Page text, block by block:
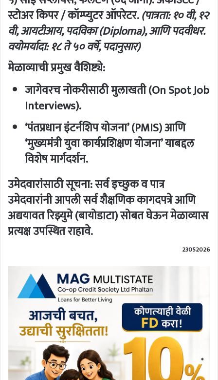
स्टोअर किपर / कॉम्प्युटर ऑपरेटर.(पात्रता: १० वी, १२
वी, आयटीआय, पदविका (Diploma), आणि पदवीधर.
वयोमर्यादा: १८ ते ५० वर्षे, पदानुसार)
मेळाव्याची प्रमुख वैशिष्ट्ये:
जागेवरच नोकरीसाठी मुलाखती (On Spot Job
Interviews).
‘पंतप्रधान इंटर्नशिप योजना’ (PMIS) आणि
‘मुख्यमंत्री युवा कार्यप्रशिक्षण योजना’ याबद्दल
विशेष मार्गदर्शन.
उमेदवारांसाठी सूचना:सर्व इच्छुक व पात्र
उमेदवारांनी आपली सर्व शैक्षणिक कागदपत्रे आणि
अद्ययावत रिझ्युमे (बायोडाटा) सोबत घेऊन मेळाव्यास
प्रत्यक्ष उपस्थित राहावे.
23052026